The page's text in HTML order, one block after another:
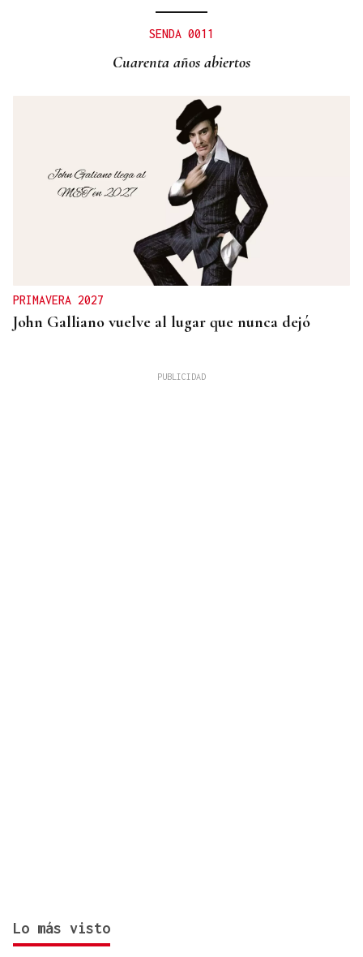
SENDA 0011
Cuarenta años abiertos
PRIMAVERA 2027
John Galliano vuelve al lugar que nunca dejó
Lo más visto